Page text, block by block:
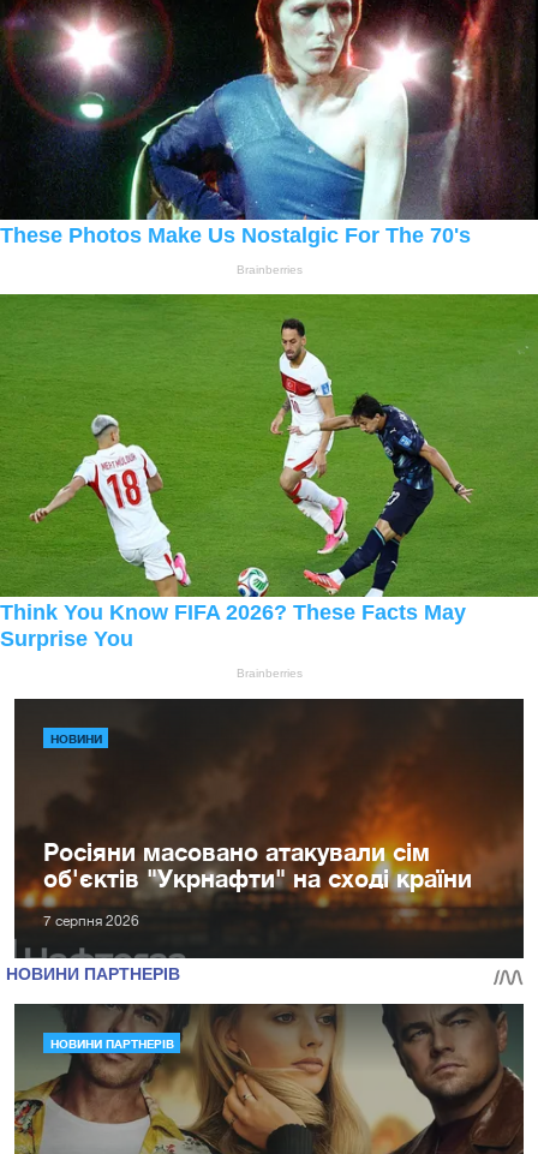
НОВИНИ
Росіяни масовано атакували сім
об'єктів "Укрнафти" на сході країни
7 серпня 2026